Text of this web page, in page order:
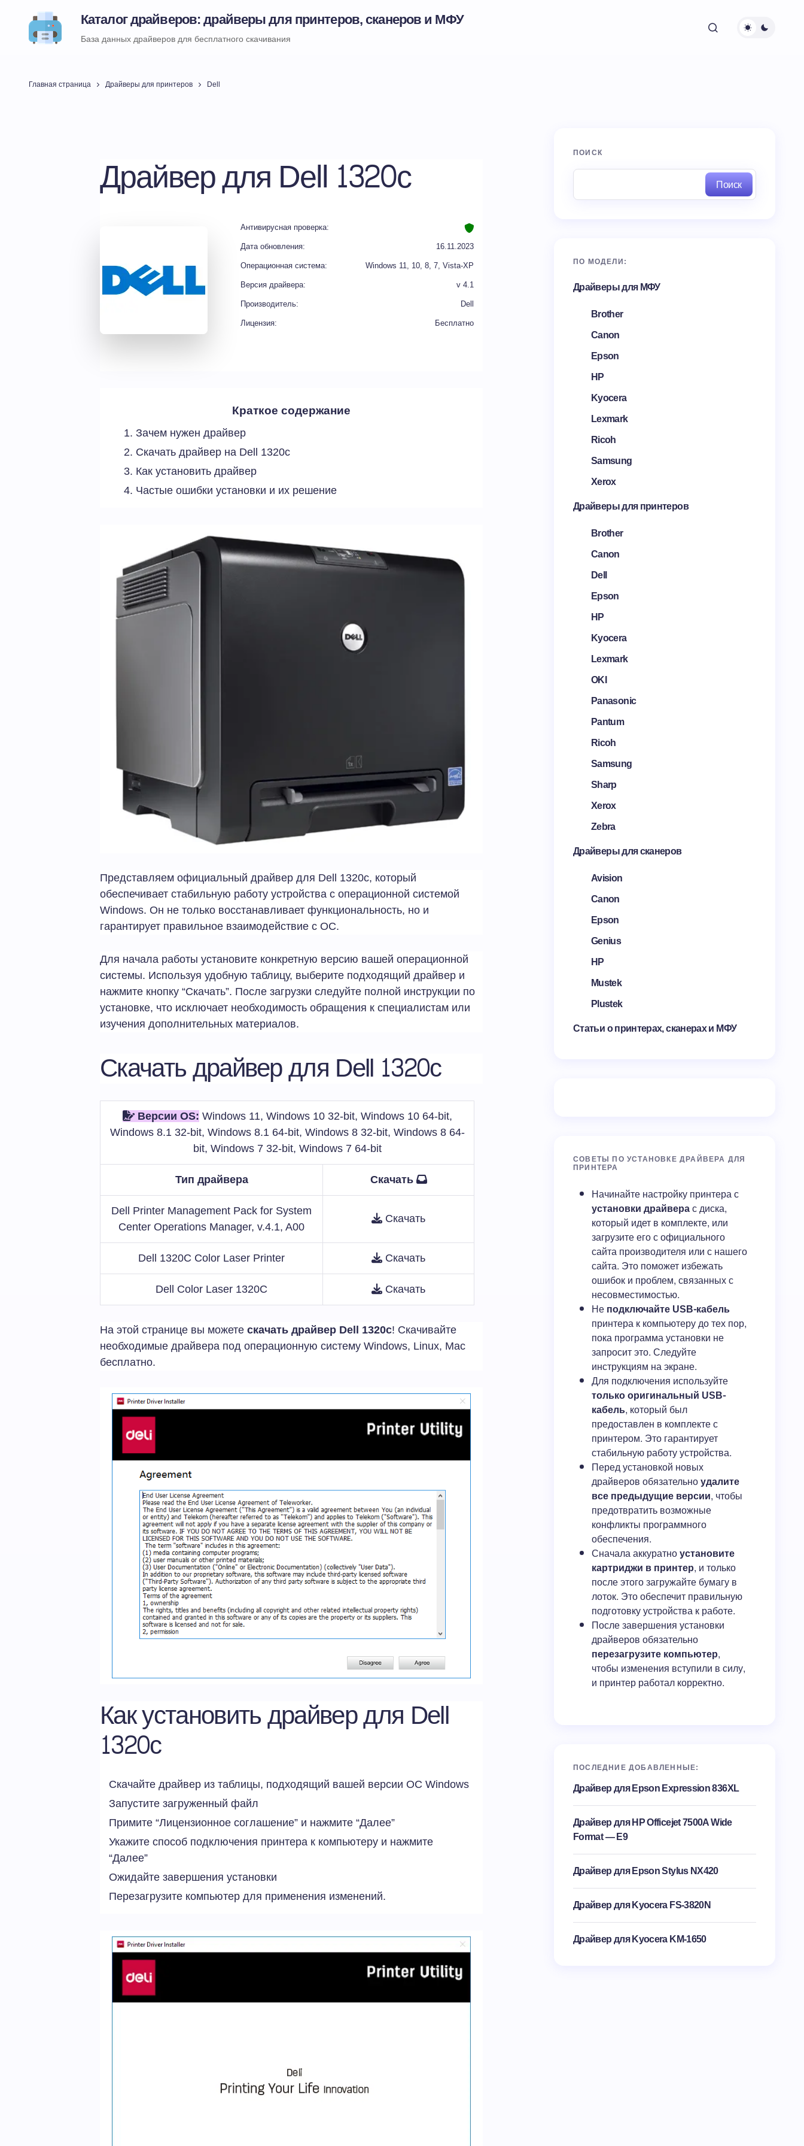
Каталог драйверов: драйверы для принтеров, сканеров и МФУ
База данных драйверов для бесплатного скачивания
Главная страница Драйверы для принтеров Dell
Драйвер для Dell 1320c
Антивирусная проверка:
Дата обновления: 16.11.2023
Операционная система: Windows 11, 10, 8, 7, Vista-XP
Версия драйвера: v 4.1
Производитель: Dell
Лицензия: Бесплатно
Краткое содержание
Зачем нужен драйвер
Скачать драйвер на Dell 1320c
Как установить драйвер
Частые ошибки установки и их решение
Представляем официальный драйвер для Dell 1320c, который
обеспечивает стабильную работу устройства с операционной системой
Windows. Он не только восстанавливает функциональность, но и
гарантирует правильное взаимодействие с ОС.
Для начала работы установите конкретную версию вашей операционной
системы. Используя удобную таблицу, выберите подходящий драйвер и
нажмите кнопку “Скачать”. После загрузки следуйте полной инструкции по
установке, что исключает необходимость обращения к специалистам или
изучения дополнительных материалов.
Скачать драйвер для Dell 1320c
Версии OS: Windows 11, Windows 10 32-bit, Windows 10 64-bit,
Windows 8.1 32-bit, Windows 8.1 64-bit, Windows 8 32-bit, Windows 8 64-
bit, Windows 7 32-bit, Windows 7 64-bit
Тип драйвера Скачать
Dell Printer Management Pack for System
Center Operations Manager, v.4.1, A00
Скачать
Dell 1320C Color Laser Printer Скачать
Dell Color Laser 1320C Скачать
На этой странице вы можете скачать драйвер Dell 1320c! Скачивайте
необходимые драйвера под операционную систему Windows, Linux, Mac
бесплатно.
Как установить драйвер для Dell
1320c
Скачайте драйвер из таблицы, подходящий вашей версии ОС Windows
Запустите загруженный файл
Примите “Лицензионное соглашение” и нажмите “Далее”
Укажите способ подключения принтера к компьютеру и нажмите
“Далее”
Ожидайте завершения установки
Перезагрузите компьютер для применения изменений.
ПОИСК
Поиск
ПО МОДЕЛИ:
Драйверы для МФУ
Brother
Canon
Epson
HP
Kyocera
Lexmark
Ricoh
Samsung
Xerox
Драйверы для принтеров
Brother
Canon
Dell
Epson
HP
Kyocera
Lexmark
OKI
Panasonic
Pantum
Ricoh
Samsung
Sharp
Xerox
Zebra
Драйверы для сканеров
Avision
Canon
Epson
Genius
HP
Mustek
Plustek
Статьи о принтерах, сканерах и МФУ
СОВЕТЫ ПО УСТАНОВКЕ ДРАЙВЕРА ДЛЯ
ПРИНТЕРА
Начинайте настройку принтера с
установки драйверас диска,
который идет в комплекте, или
загрузите его с официального
сайта производителя или с нашего
сайта. Это поможет избежать
ошибок и проблем, связанных с
несовместимостью.
Неподключайте USB-кабель
принтера к компьютеру до тех пор,
пока программа установки не
запросит это. Следуйте
инструкциям на экране.
Для подключения используйте
только оригинальный USB-
кабель, который был
предоставлен в комплекте с
принтером. Это гарантирует
стабильную работу устройства.
Перед установкой новых
драйверов обязательноудалите
все предыдущие версии, чтобы
предотвратить возможные
конфликты программного
обеспечения.
Сначала аккуратноустановите
картриджи в принтер, и только
после этого загружайте бумагу в
лоток. Это обеспечит правильную
подготовку устройства к работе.
После завершения установки
драйверов обязательно
перезагрузите компьютер,
чтобы изменения вступили в силу,
и принтер работал корректно.
ПОСЛЕДНИЕ ДОБАВЛЕННЫЕ:
Драйвер для Epson Expression 836XL
Драйвер для HP Officejet 7500A Wide
Format — E9
Драйвер для Epson Stylus NX420
Драйвер для Kyocera FS-3820N
Драйвер для Kyocera KM-1650